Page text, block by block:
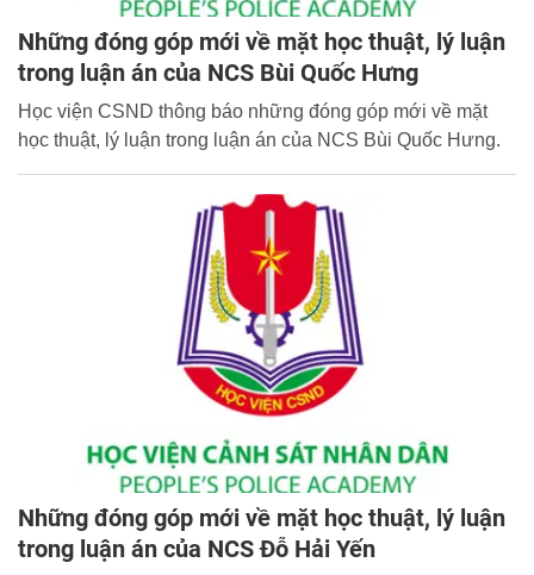
Những đóng góp mới về mặt học thuật, lý luận
trong luận án của NCS Bùi Quốc Hưng
Học viện CSND thông báo những đóng góp mới về mặt
học thuật, lý luận trong luận án của NCS Bùi Quốc Hưng.
Những đóng góp mới về mặt học thuật, lý luận
trong luận án của NCS Đỗ Hải Yến